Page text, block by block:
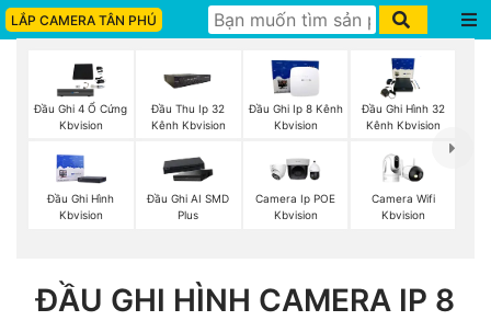
LẮP CAMERA TÂN PHÚ
Đầu Ghi 4 Ổ Cứng
Kbvision
Đầu Thu Ip 32
Kênh Kbvision
Đầu Ghi Ip 8 Kênh
Kbvision
Đầu Ghi Hình 32
Kênh Kbvision
Đầu Ghi Hình
Kbvision
Đầu Ghi AI SMD
Plus
Camera Ip POE
Kbvision
Camera Wifi
Kbvision
ĐẦU GHI HÌNH CAMERA IP 8